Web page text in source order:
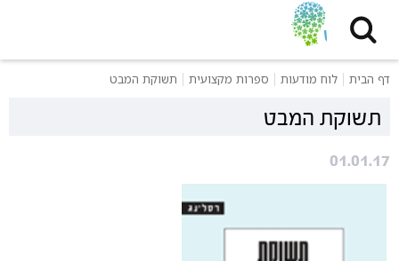
דף הבית לוח מודעות ספרות מקצועית תשוקת המבט
תשוקת המבט
01.01.17